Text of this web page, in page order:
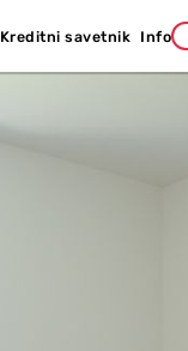
Kreditni savetnik Info